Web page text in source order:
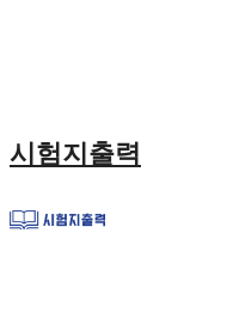
시험지출력